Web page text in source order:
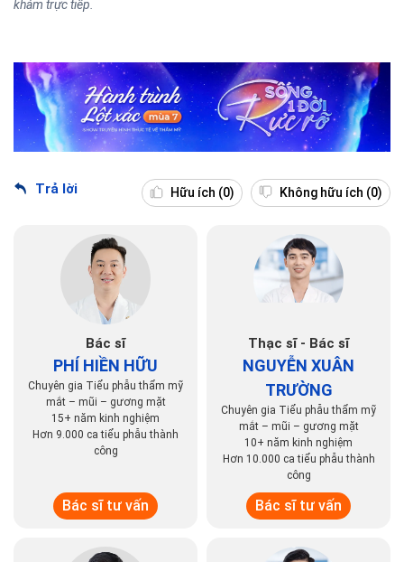
khám trực tiếp.
Trả lời Hữu ích (0) Không hữu ích (0)
Bác sĩ
PHÍ HIỀN HỮU
Chuyên gia Tiểu phẫu thẩm mỹ
mắt – mũi – gương mặt
15+ năm kinh nghiệm
Hơn 9.000 ca tiểu phẫu thành
công
Bác sĩ tư vấn
Thạc sĩ - Bác sĩ
NGUYỄN XUÂN
TRƯỜNG
Chuyên gia Tiểu phẫu thẩm mỹ
mắt – mũi – gương mặt
10+ năm kinh nghiệm
Hơn 10.000 ca tiểu phẫu thành
công
Bác sĩ tư vấn